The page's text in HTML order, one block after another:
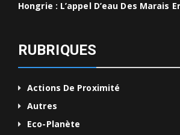
Hongrie : L’appel D’eau Des Marais
RUBRIQUES
Actions De Proximité
Autres
Eco-Planète